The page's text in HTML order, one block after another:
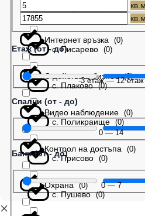
с. Патреш (0)
с. Писарево (0)
с. Плаково (0)
с. Поликраище (0)
с. Присово (0)
с. Пушево (0)
Интернет връзка (0)
С действащ бизнес (0)
Видео наблюдение (0)
Контрол на достъпа (0)
Охрана (0)
кв.м.
кв.м.
Етаж (от - до)
-3етаж—12етаж
Спални (от - до)
0—14
Бани (от - до)
0—7